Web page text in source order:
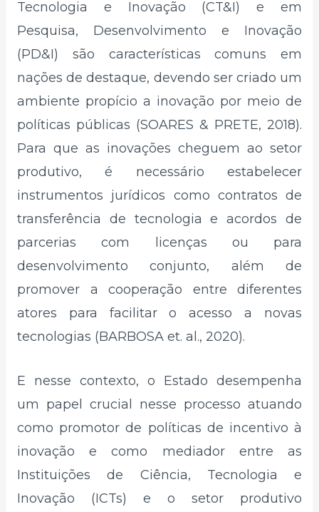
Tecnologia e Inovação (CT&I) e em
Pesquisa, Desenvolvimento e Inovação
(PD&I) são características comuns em
nações de destaque, devendo ser criado um
ambiente propício a inovação por meio de
políticas públicas (SOARES & PRETE, 2018).
Para que as inovações cheguem ao setor
produtivo, é necessário estabelecer
instrumentos jurídicos como contratos de
transferência de tecnologia e acordos de
parcerias com licenças ou para
desenvolvimento conjunto, além de
promover a cooperação entre diferentes
atores para facilitar o acesso a novas
tecnologias (BARBOSA et. al., 2020).
E nesse contexto, o Estado desempenha
um papel crucial nesse processo atuando
como promotor de políticas de incentivo à
inovação e como mediador entre as
Instituições de Ciência, Tecnologia e
Inovação (ICTs) e o setor produtivo